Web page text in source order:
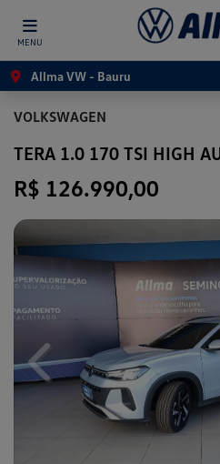
MENU
Allma VW - Bauru
VOLKSWAGEN
TERA 1.0 170 TSI HIGH
R$ 126.990,00
Previous